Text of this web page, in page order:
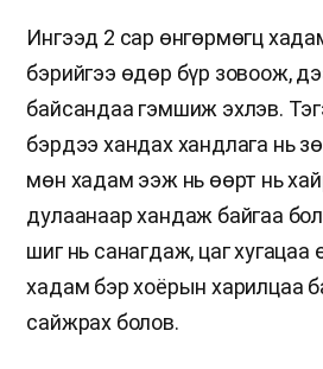
Ингээд 2 сар өнгөрмөгц
бэрийгээ өдөр бүр зовоож,
байсандаа гэмшиж эхлэв.
бэрдээ хандах хандлага нь
мөн хадам ээж нь өөрт нь
дулаанаар хандаж байгаа
шиг нь санагдаж, цаг хугацаа
хадам бэр хоёрын харилцаа
сайжрах болов.